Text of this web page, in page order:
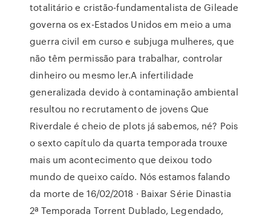
totalitário e cristão-fundamentalista de Gileade
governa os ex-Estados Unidos em meio a uma
guerra civil em curso e subjuga mulheres, que
não têm permissão para trabalhar, controlar
dinheiro ou mesmo ler.A infertilidade
generalizada devido à contaminação ambiental
resultou no recrutamento de jovens Que
Riverdale é cheio de plots já sabemos, né? Pois
o sexto capítulo da quarta temporada trouxe
mais um acontecimento que deixou todo
mundo de queixo caído. Nós estamos falando
da morte de 16/02/2018 · Baixar Série Dinastia
2ª Temporada Torrent Dublado, Legendado,